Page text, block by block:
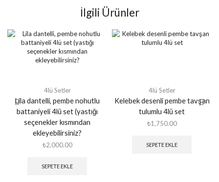
İlgili Ürünler
4lü Setler
Lila dantelli, pembe nohutlu
battaniyeli 4lü set (yastığı
seçenekler kısmından
ekleyebilirsiniz?
₺2,000.00
SEPETE EKLE
4lü Setler
Kelebek desenli pembe tavşan
tulumlu 4lü set
₺1,750.00
SEPETE EKLE